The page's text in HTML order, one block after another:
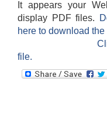
It appears your
display PDF files.
here to download
file.